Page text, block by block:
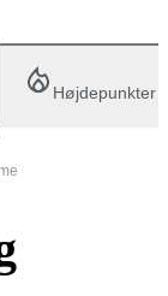
Højdepunkter